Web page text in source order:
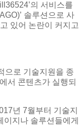
의 서비스를
솔루션으로 사
있어 논란이 커지고
으로 기술지원을 종
서 콘텐츠가 실행되
년 7월부터 기술지
지나 솔루션들에게